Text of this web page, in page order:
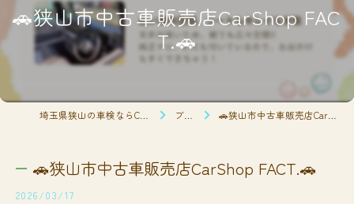
🚗狭山市中古車販売店CarShop FAC
T.🚗
ブログ 🚗狭山市中古車販売店CarShop FACT.🚗
🚗狭山市中古車販売店CarShop FACT.🚗
2026/03/17